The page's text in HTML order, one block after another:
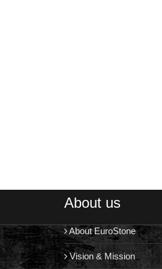
About us
About EuroStone
Vision & Mission